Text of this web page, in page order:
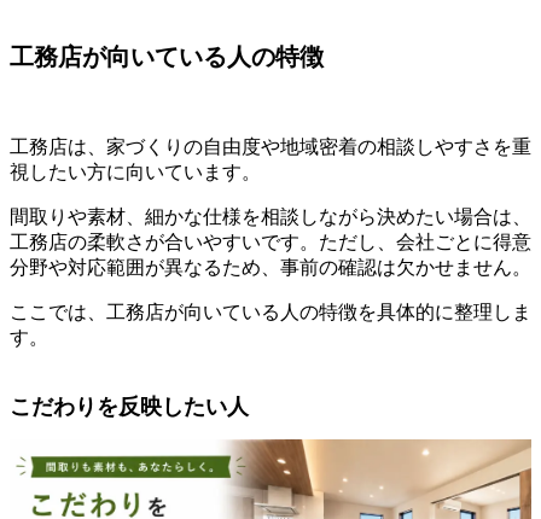
工務店が向いている人の特徴
工務店は、家づくりの自由度や地域密着の相談しやすさを重
視したい方に向いています。
間取りや素材、細かな仕様を相談しながら決めたい場合は、
工務店の柔軟さが合いやすいです。ただし、会社ごとに得意
分野や対応範囲が異なるため、事前の確認は欠かせません。
ここでは、工務店が向いている人の特徴を具体的に整理しま
す。
こだわりを反映したい人